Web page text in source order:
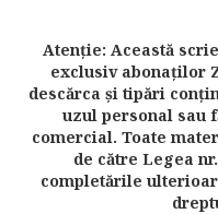
Atenţie: Această
exclusiv abonaţilor
descărca şi tipări
uzul personal sau
comercial. Toate
de către Legea
completările